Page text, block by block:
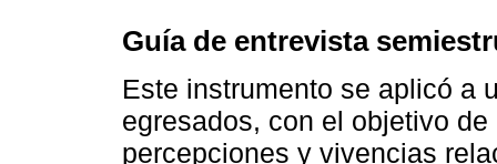
Guía de entrevista
Este instrumento se aplicó a
egresados, con el objetivo
percepciones y vivencias